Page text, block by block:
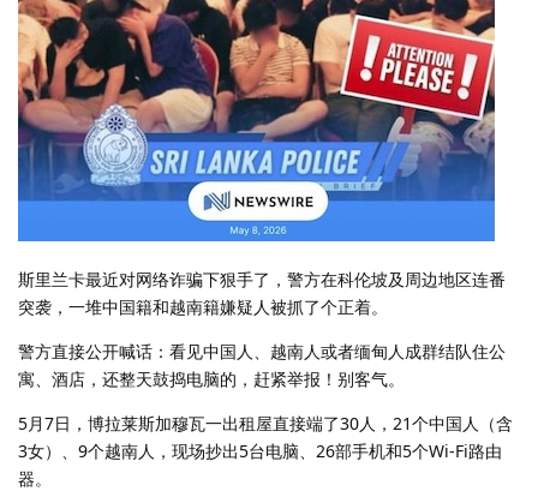
斯里兰卡最近对网络诈骗下狠手了，警方在科伦坡及周边地区连番
突袭，一堆中国籍和越南籍嫌疑人被抓了个正着。
警方直接公开喊话：看见中国人、越南人或者缅甸人成群结队住公
寓、酒店，还整天鼓捣电脑的，赶紧举报！别客气。
5月7日，博拉莱斯加穆瓦一出租屋直接端了30人，21个中国人（含
3女）、9个越南人，现场抄出5台电脑、26部手机和5个Wi-Fi路由
器。